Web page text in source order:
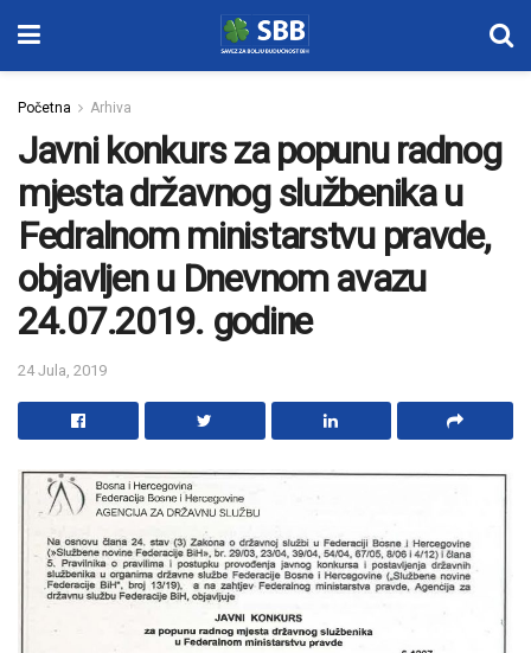
Početna Arhiva
Javni konkurs za popunu radnog
mjesta državnog službenika u
Fedralnom ministarstvu pravde,
objavljen u Dnevnom avazu
24.07.2019. godine
24 Jula, 2019